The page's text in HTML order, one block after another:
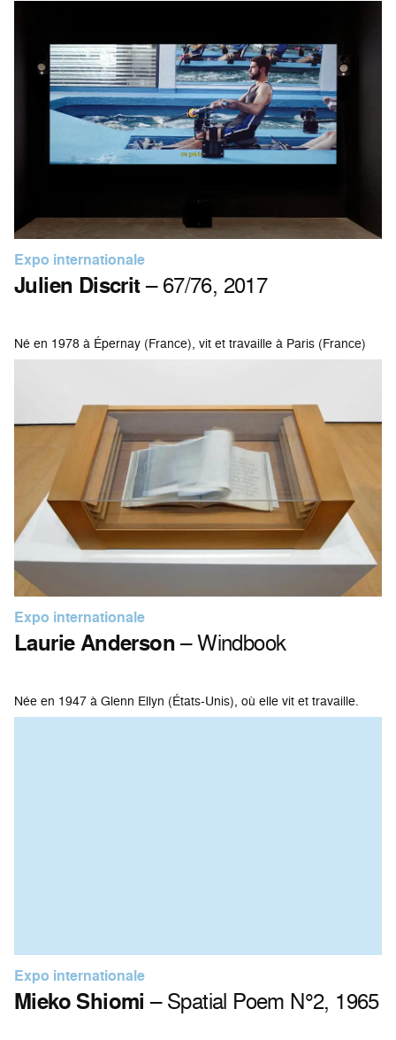
Expo internationale
Julien Discrit– 67/76, 2017
Né en 1978 à Épernay (France), vit et travaille à Paris (France)
Expo internationale
Laurie Anderson– Windbook
Née en 1947 à Glenn Ellyn (États-Unis), où elle vit et travaille.
Expo internationale
Mieko Shiomi – Spatial Poem N°2, 1965